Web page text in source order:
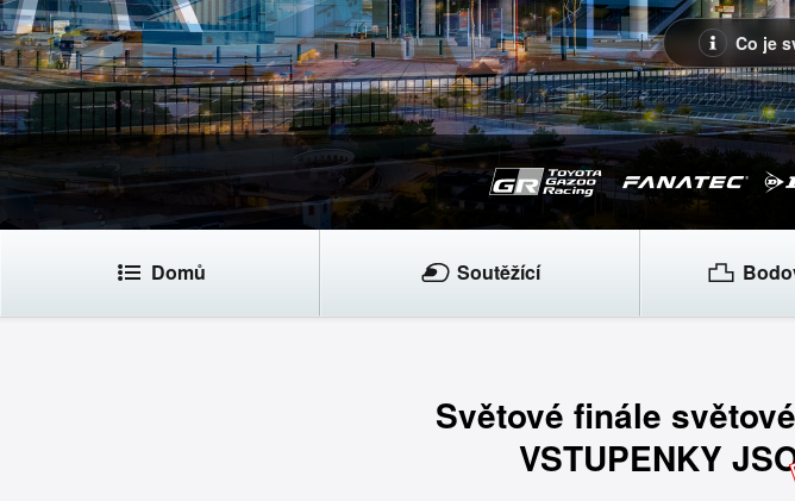
Co je
Domů Soutěžící
Světové finále
VSTUPENKY